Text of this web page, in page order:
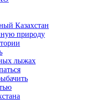
Казахстан
природу
лыжах